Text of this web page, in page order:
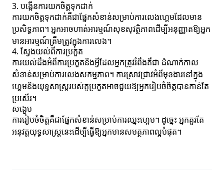
3. បង្កើនការយកចិត្តទុកដាក់
ការយកចិត្តទុកដាក់គឺជាផ្នែកសំខាន់សម្រាប់ការលេងហ្គេមដែលមាន
ប្រសិទ្ធភាព។ អ្នកអាចហាត់អារម្មណ៍សុខសុវត្ថិភាពដើម្បីអនុញ្ញាតឱ្យអ្នក
មានអារម្មណ៍ត្រឹមត្រូវក្នុងការលេង។
4. ស្វែងយល់ពីការប្រកួត
ការយល់ដឹងអំពីការប្រកួតនិងអ្វីដែលអ្នកត្រូវរំពឹងគឺជា ដំណាក់កាល
សំខាន់សម្រាប់ការលេងសកម្មភាព។ ការស្រាវជ្រាវអំពីមុខងារនៅក្នុង
ហ្គេមនិងយុទ្ធសាស្ត្ររបស់គូប្រកួតអាចជួយឱ្យអ្នករៀបចំចិត្តបានកាន់តែ
ប្រសើរ។
សង្ខេប
ការរៀបចំចិត្តគឺជាផ្នែកសំខាន់សម្រាប់ការឈ្នះហ្គេម។ ដូច្នេះ អ្នកគួរតែ
អនុវត្តយុទ្ធសាស្ត្រនេះដើម្បីធ្វើឱ្យអ្នកមានសមត្ថភាពល្អបំផុត។